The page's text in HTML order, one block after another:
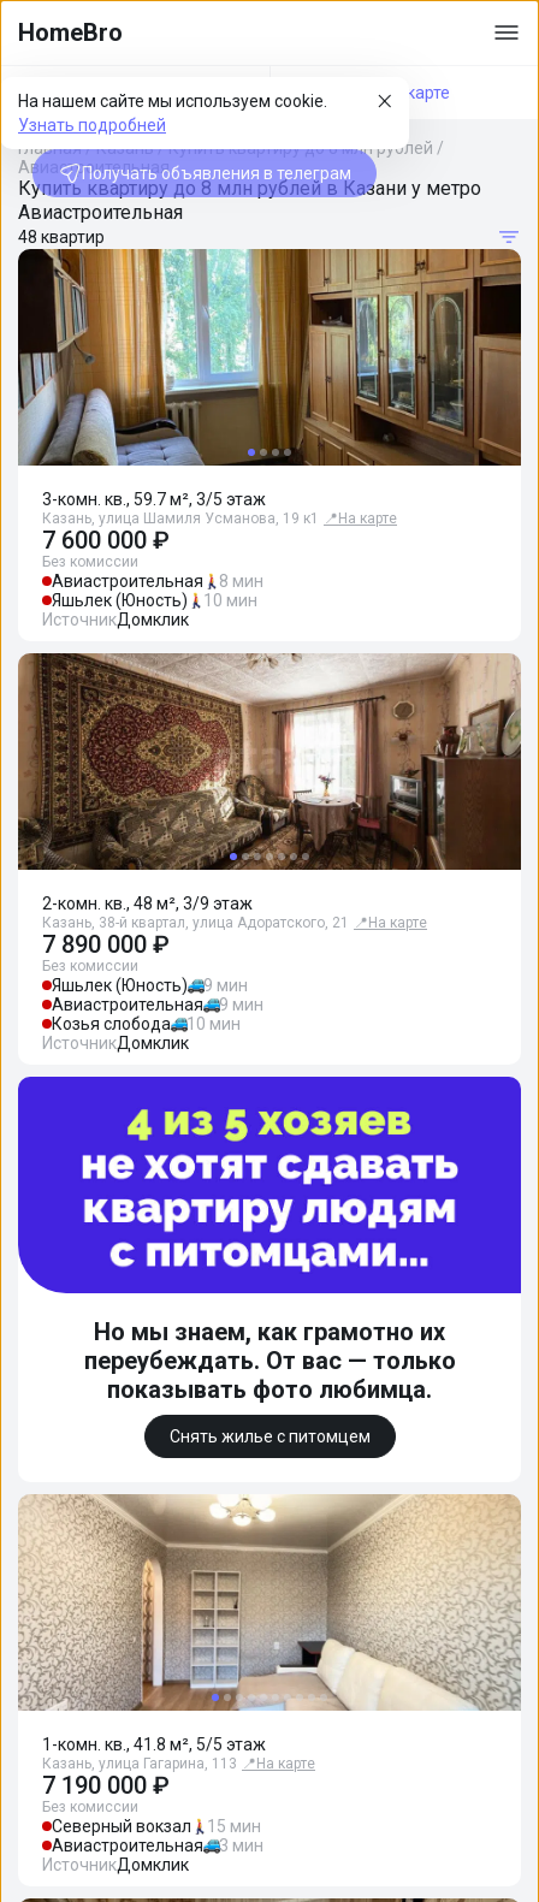
HomeBro
На нашем сайте мы используем cookie.
Узнать подробней
Получать объявления в телеграм
Фильтры На карте
Главная/Казань/Купить квартиру до 8 млн рублей /
Авиастроительная
Купить квартиру до 8 млн рублей в Казани у метро
Авиастроительная
48 квартир
3-комн. кв., 59.7 м², 3/5 этаж
Казань, улица Шамиля Усманова, 19 к1 📍 На карте
7 600 000 ₽
Без комиссии
Авиастроительная
8 мин
Яшьлек (Юность)
10 мин
ИсточникДомклик
2-комн. кв., 48 м², 3/9 этаж
Казань, 38-й квартал, улица Адоратского, 21 📍 На карте
7 890 000 ₽
Без комиссии
Яшьлек (Юность)
9 мин
Авиастроительная
9 мин
Козья слобода
10 мин
ИсточникДомклик
Но мы знаем, как грамотно их
переубеждать. От вас — только
показывать фото любимца.
Снять жилье с питомцем
1-комн. кв., 41.8 м², 5/5 этаж
Казань, улица Гагарина, 113 📍 На карте
7 190 000 ₽
Без комиссии
Северный вокзал
15 мин
Авиастроительная
3 мин
ИсточникДомклик